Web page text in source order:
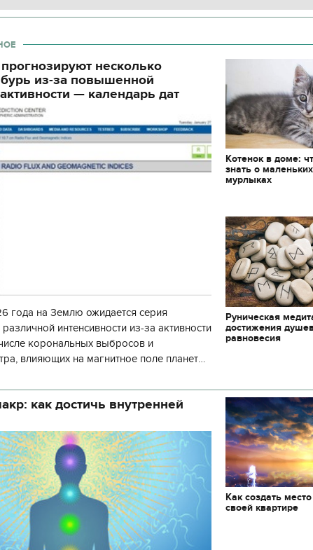
несколько
из-за повышенной
— календарь дат
года на Землю ожидается серия
интенсивности из-за активности
корональных выбросов и
влияющих на магнитное поле планеты.
Котенок в доме:
знать о маленьких
мурлыках
Руническая
достижения
равновесия
как достичь внутренней
Как создать
своей квартире